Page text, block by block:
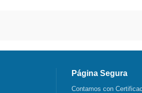
Página Segura
Contamos con